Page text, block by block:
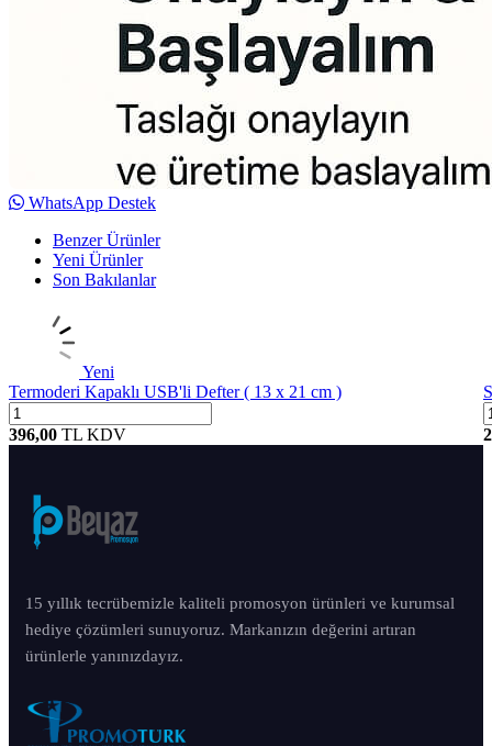
WhatsApp Destek
Benzer Ürünler
Yeni Ürünler
Son Bakılanlar
Yeni
Termoderi Kapaklı USB'li Defter ( 13 x 21 cm )
396,00 TL KDV
15 yıllık tecrübemizle kaliteli promosyon ürünleri ve kurumsal
hediye çözümleri sunuyoruz. Markanızın değerini artıran
ürünlerle yanınızdayız.